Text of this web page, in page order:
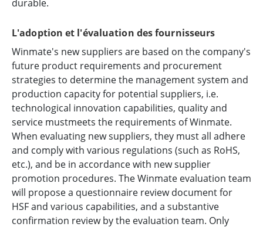
durable.
L'adoption et l'évaluation des fournisseurs
Winmate's new suppliers are based on the company's
future product requirements and procurement
strategies to determine the management system and
production capacity for potential suppliers, i.e.
technological innovation capabilities, quality and
service mustmeets the requirements of Winmate.
When evaluating new suppliers, they must all adhere
and comply with various regulations (such as RoHS,
etc.), and be in accordance with new supplier
promotion procedures. The Winmate evaluation team
will propose a questionnaire review document for
HSF and various capabilities, and a substantive
confirmation review by the evaluation team. Only